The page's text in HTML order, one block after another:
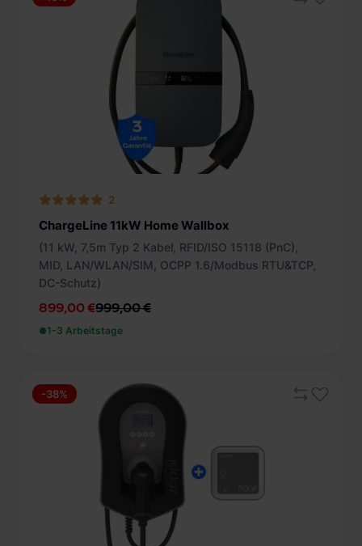
2
ChargeLine 11kW Home Wallbox
(11 kW, 7,5m Typ 2 Kabel, RFID/ISO 15118 (PnC),
MID, LAN/WLAN/SIM, OCPP 1.6/Modbus RTU&TCP,
DC-Schutz)
899,00 €999,00 €
1-3 Arbeitstage
-38%